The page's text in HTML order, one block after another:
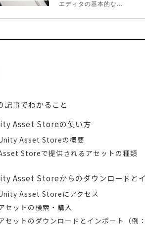
エディタの基本的な...
記事でわかること
Asset Storeの使い方
Asset Storeの概要
Storeで提供されるアセットの種類
Asset Storeからのダウンロードと
Asset Storeにアクセス
セットの検索・購入
セットのダウンロードとインポート（例